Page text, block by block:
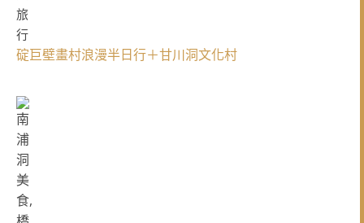
碇巨壁畫村浪漫半日行＋甘川洞文化村